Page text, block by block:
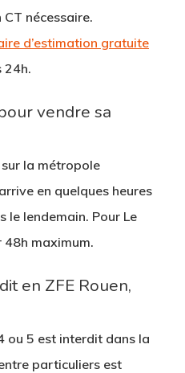
nécessaire.
d’estimation gratuite
24h.
vendre sa
sur la métropole
en quelques heures
le lendemain. Pour Le
maximum.
en ZFE Rouen,
ou 5 est interdit dans la
particuliers est